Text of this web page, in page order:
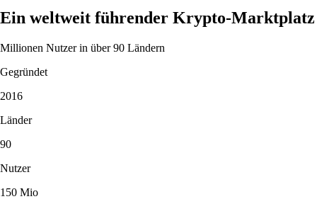
Ein weltweit führender Krypto-Marktplatz
Millionen Nutzer in über 90 Ländern
Gegründet
2016
Länder
90
Nutzer
150 Mio